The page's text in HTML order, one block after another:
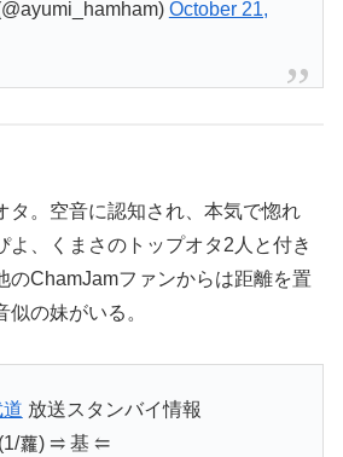
October 21,
タ。空音に認知され、本気で惚れ
よ、くまさのトップオタ2人と付き
のChamJamファンからは距離を置
の妹がいる。
放送スタンバイ情報
蘿) ⥤ 基 ⥢